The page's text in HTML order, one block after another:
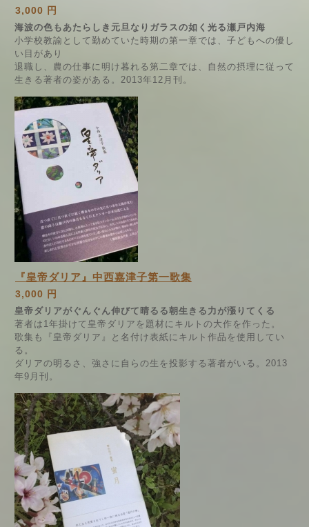
3,000 円
海波の色もあたらしき元旦なりガラスの如く光る瀬戸内海
小学校教諭として勤めていた時期の第一章では、子どもへの優し
い目があり
退職し、農の仕事に明け暮れる第二章では、自然の摂理に従って
生きる著者の姿がある。2013年12月刊。
『皇帝ダリア』中西嘉津子第一歌集
3,000 円
皇帝ダリアがぐんぐん伸びて晴るる朝生きる力が漲りてくる
著者は1年掛けて皇帝ダリアを題材にキルトの大作を作った。
歌集も『皇帝ダリア』と名付け表紙にキルト作品を使用してい
る。
ダリアの明るさ、強さに自らの生を投影する著者がいる。2013
年9月刊。